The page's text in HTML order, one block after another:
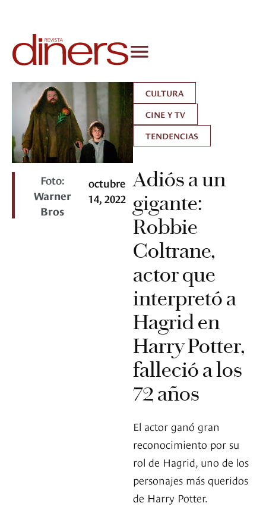
Foto:
Warner
Bros
octubre
14, 2022
CULTURA
CINE Y TV
TENDENCIAS
Adiós a un
gigante:
Robbie
Coltrane,
actor que
interpretó a
Hagrid en
Harry Potter,
falleció a los
72 años
El actor ganó gran
reconocimiento por su
rol de Hagrid, uno de los
personajes más queridos
de Harry Potter.